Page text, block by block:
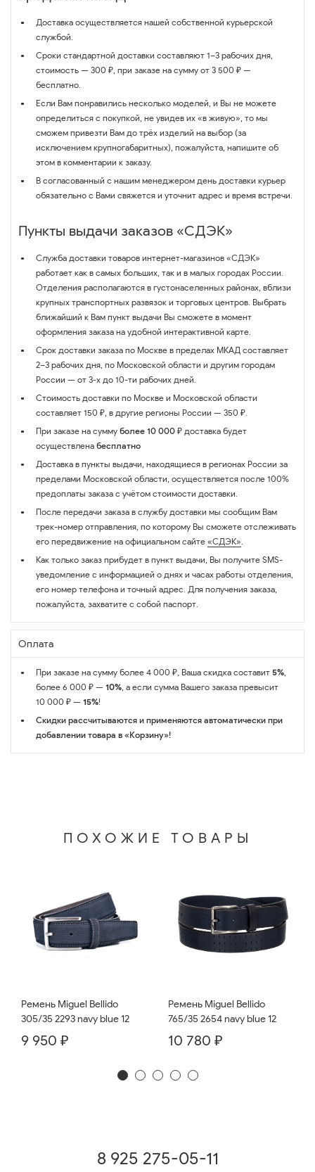
Доставка осуществляется нашей собственной курьерской
службой.
Сроки стандартной доставки составляют 1–3 рабочих дня,
стоимость — 300 ₽, при заказе на сумму от 3 500 ₽ —
бесплатно.
Если Вам понравились несколько моделей, и Вы не можете
определиться с покупкой, не увидев их «в живую», то мы
сможем привезти Вам до трёх изделий на выбор (за
исключением крупногабаритных), пожалуйста, напишите об
этом в комментарии к заказу.
В согласованный с нашим менеджером день доставки курьер
обязательно с Вами свяжется и уточнит адрес и время встречи.
Пункты выдачи заказов «СДЭК»
Служба доставки товаров интернет-магазинов «СДЭК»
работает как в самых больших, так и в малых городах России.
Отделения располагаются в густонаселенных районах, вблизи
крупных транспортных развязок и торговых центров. Выбрать
ближайший к Вам пункт выдачи Вы сможете в момент
оформления заказа на удобной интерактивной карте.
Срок доставки заказа по Москве в пределах МКАД составляет
2–3 рабочих дня, по Московской области и другим городам
России — от 3-х до 10-ти рабочих дней.
Стоимость доставки по Москве и Московской области
составляет 150 ₽, в другие регионы России — 350 ₽.
При заказе на сумму более 10 000 ₽ доставка будет
осуществлена бесплатно
Доставка в пункты выдачи, находящиеся в регионах России за
пределами Московской области, осуществляется после 100%
предоплаты заказа с учётом стоимости доставки.
После передачи заказа в службу доставки мы сообщим Вам
трек-номер отправления, по которому Вы сможете отслеживать
его передвижение на официальном сайте «СДЭК».
Как только заказ прибудет в пункт выдачи, Вы получите SMS-
уведомление с информацией о днях и часах работы отделения,
его номер телефона и точный адрес. Для получения заказа,
пожалуйста, захватите с собой паспорт.
Оплата
При заказе на сумму более 4 000 ₽, Ваша скидка составит 5%,
более 6 000 ₽ — 10%, а если сумма Вашего заказа превысит
10 000 ₽ — 15%!
Скидки рассчитываются и применяются автоматически при
добавлении товара в «Корзину»!
ПОХОЖИЕ ТОВАРЫ
Ремень Miguel Bellido
305/35 2293 navy blue 12
9 950 ₽
Ремень Miguel Bellido
765/35 2654 navy blue 12
10 780 ₽
8 925 275-05-11